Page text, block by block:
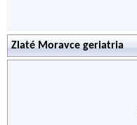
Zlaté Moravce geriatria